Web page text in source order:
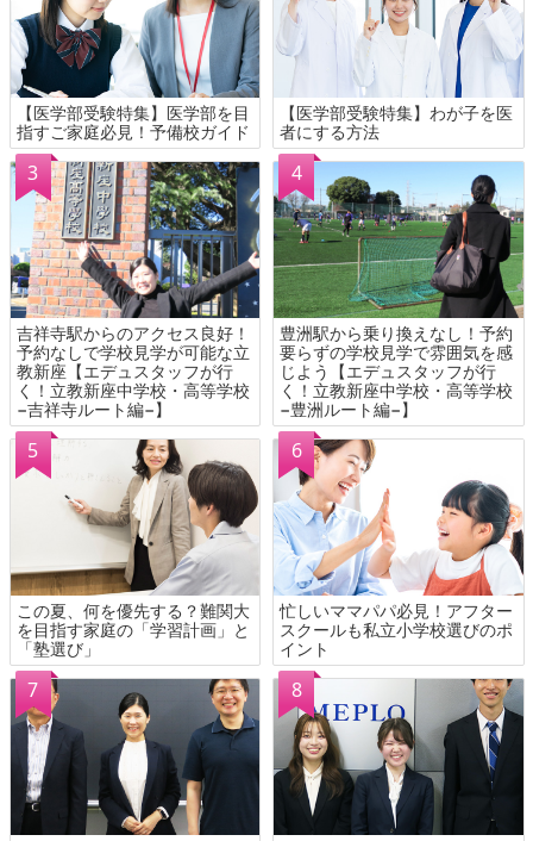
【医学部受験特集】医学部を目
指すご家庭必見！予備校ガイド
【医学部受験特集】わが子を医
者にする方法
吉祥寺駅からのアクセス良好！
予約なしで学校見学が可能な立
教新座【エデュスタッフが行
く！立教新座中学校・高等学校
−吉祥寺ルート編−】
豊洲駅から乗り換えなし！予約
要らずの学校見学で雰囲気を感
じよう【エデュスタッフが行
く！立教新座中学校・高等学校
−豊洲ルート編−】
この夏、何を優先する？難関大
を目指す家庭の「学習計画」と
「塾選び」
忙しいママパパ必見！アフター
スクールも私立小学校選びのポ
イント